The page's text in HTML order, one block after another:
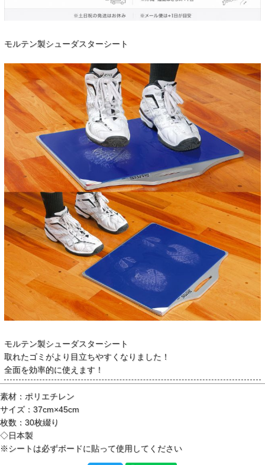
モルテン製シューダスターシート
モルテン製シューダスターシート
取れたゴミがより目立ちやすくなりました！
全面を効率的に使えます！
素材：ポリエチレン
サイズ：37cm×45cm
枚数：30枚綴り
◇日本製
※シートは必ずボードに貼って使用してください